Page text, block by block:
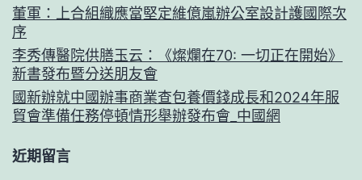
董軍：上合組織應當堅定維億嵐辦公室設計護國際次
序
李秀傳醫院供膳玉云：《燦爛在70: 一切正在開始》
新書發布暨分送朋友會
國新辦就中國辦事商業查包養價錢成長和2024年服
貿會準備任務停頓情形舉辦發布會_中國網
近期留言